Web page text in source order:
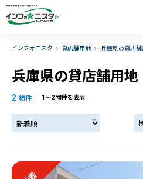
インフォニスタ 貸店舗用地 兵庫県の貸店舗
兵庫県の貸店舗用地
2 物件 1〜2 物件を表示